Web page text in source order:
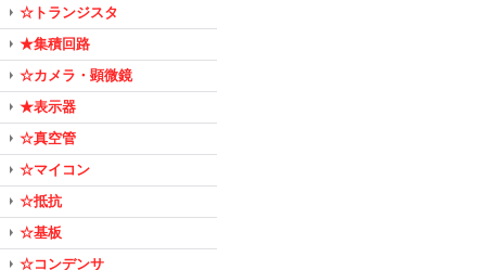
☆トランジスタ
★集積回路
☆カメラ・顕微鏡
★表示器
☆真空管
☆マイコン
☆抵抗
☆基板
☆コンデンサ